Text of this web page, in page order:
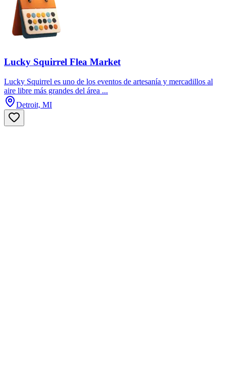
Lucky Squirrel Flea Market
Lucky Squirrel es uno de los eventos de artesanía y mercadillos al
aire libre más grandes del área ...
Detroit, MI